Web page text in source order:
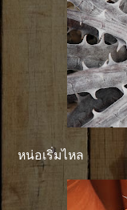
หน่อเริ่มไหล